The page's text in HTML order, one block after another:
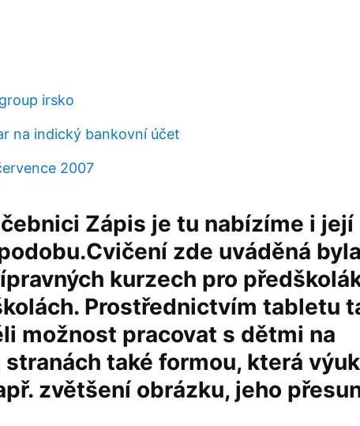
irsko
na indický bankovní účet
2007
Zápis je tu nabízíme i její
zde uváděná byla
kurzech pro
Prostřednictvím tabletu
možnost pracovat s dětmi na
také formou, která
zvětšení obrázku, jeho